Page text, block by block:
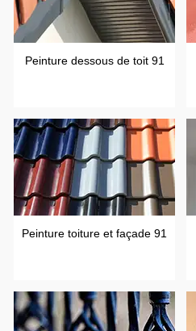
Peinture dessous de toit 91
Peinture toiture et façade 91